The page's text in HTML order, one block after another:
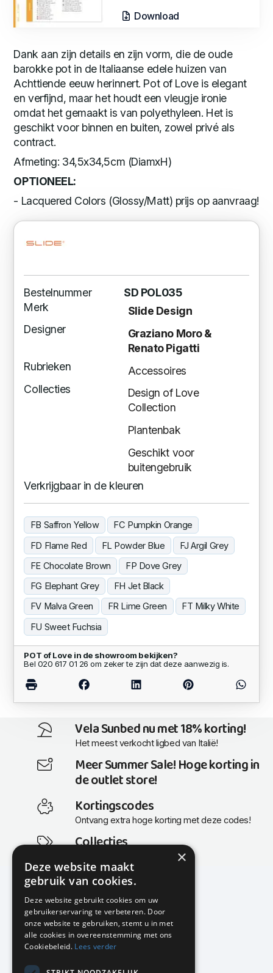
Download
Dank aan zijn details en zijn vorm, die de oude
barokke pot in de Italiaanse edele huizen van
Achttiende eeuw herinnert. Pot of Love is elegant
en verfijnd, maar het houdt een vleugje ironie
omdat het gemaakt is van polyethyleen. Het is
geschikt voor binnen en buiten, zowel privé als
contract.
Afmeting: 34,5x34,5cm (DiamxH)
OPTIONEEL:
- Lacquered Colors (Glossy/Matt) prijs op aanvraag!
Bestelnummer
SD POL035
Merk
Slide Design
Designer
Graziano Moro &
Renato Pigatti
Rubrieken
Accessoires
Collecties
Design of Love
Collection
Plantenbak
Geschikt voor
buitengebruik
Verkrijgbaar in de kleuren
FB Saffron Yellow
FC Pumpkin Orange
FD Flame Red
FL Powder Blue
FJ Argil Grey
FE Chocolate Brown
FP Dove Grey
FG Elephant Grey
FH Jet Black
FV Malva Green
FR Lime Green
FT Milky White
FU Sweet Fuchsia
POT of Love in de showroom bekijken?
Bel 020 617 01 26 om zeker te zijn dat deze aanwezig is.
Vela Sunbed nu met 18% korting!
Het meest verkocht ligbed van Italië!
Meer Summer Sale! Hoge korting in
de outlet store!
Kortingscodes
Ontvang extra hoge korting met deze codes!
Collecties
Actuele en populaire collecties
KMP Kantoormeubilair
Airport Business Park
Frankfurtstraat 29-31
1175 RH Lijnden
×
Deze website maakt
gebruik van cookies.
Deze website gebruikt cookies om uw
gebruikerservaring te verbeteren. Door
onze website te gebruiken, stemt u in met
alle cookies in overeenstemming met ons
Cookiebeleid. Lees verder